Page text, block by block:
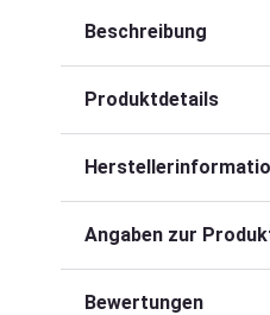
Beschreibung
Produktdetails
Angaben zur
Bewertungen